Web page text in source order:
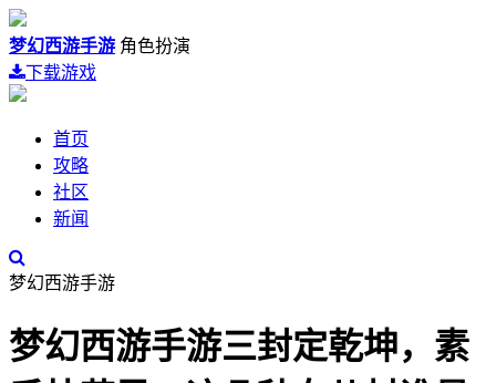
梦幻西游手游 角色扮演
下载游戏
首页
攻略
社区
新闻
梦幻西游手游
梦幻西游手游三封定乾坤，素